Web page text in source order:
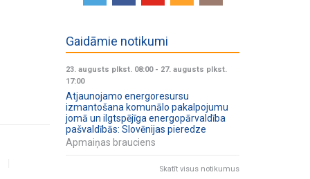
Gaidāmie notikumi
23. augusts plkst. 08:00- 27. augusts plkst.
17:00
Atjaunojamo energoresursu
izmantošana komunālo pakalpojumu
jomā un ilgtspējīga energopārvaldība
pašvaldībās: Slovēnijas pieredze
Apmaiņas brauciens
Skatīt visus notikumus